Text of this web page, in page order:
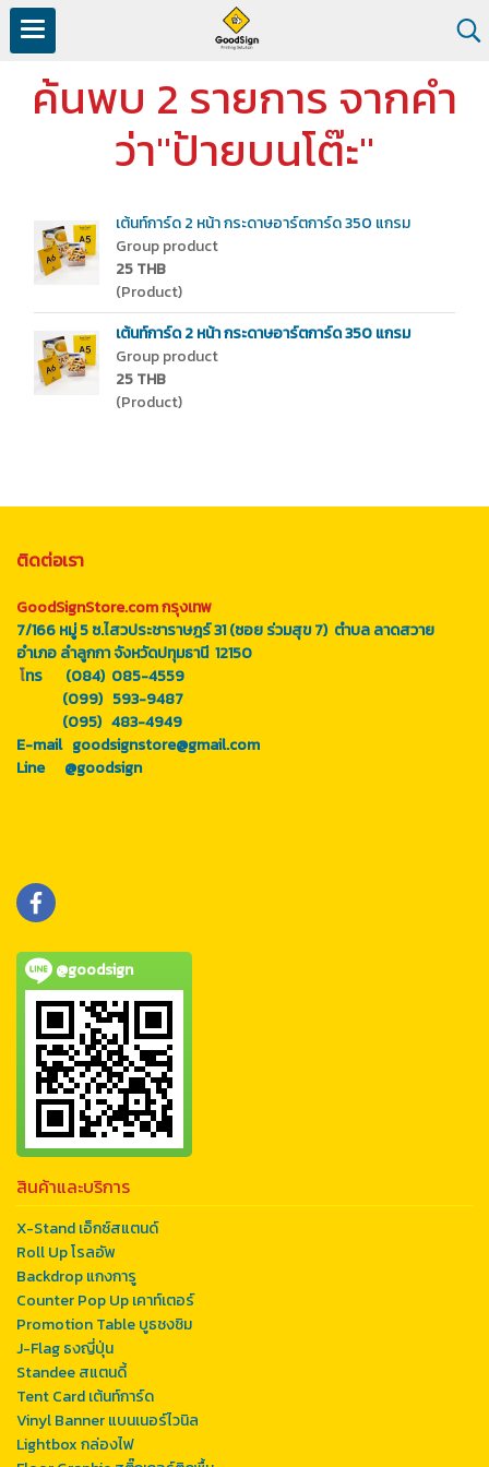
ค้นพบ 2 รายการ จากคำ
ว่า"ป้ายบนโต๊ะ"
เต้นท์การ์ด 2 หน้า กระดาษอาร์ตการ์ด 350 แกรม
Group product
25 THB
(Product)
เต้นท์การ์ด 2 หน้า กระดาษอาร์ตการ์ด 350 แกรม
Group product
25 THB
(Product)
ติดต่อเรา
GoodSignStore.com กรุงเทพ
7/166 หมู่ 5 ซ.ไสวประชาราษฎร์ 31 (ซอย ร่วมสุข 7) ตำบล ลาดสวาย
อำเภอ ลำลูกกา จังหวัดปทุมธานี 12150
โทร (084) 085-4559
(099) 593-9487
(095) 483-4949
E-mail goodsignstore@gmail.com
Line @goodsign
@goodsign
สินค้าและบริการ
X-Stand เอ็กซ์สแตนด์
Roll Up โรลอัพ
Backdrop แกงการู
Counter Pop Up เคาท์เตอร์
Promotion Table บูธชงชิม
J-Flag ธงญี่ปุ่น
Standee สแตนดี้
Tent Card เต้นท์การ์ด
Vinyl Banner แบนเนอร์ไวนิล
Lightbox กล่องไฟ